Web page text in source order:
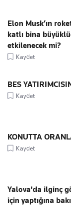
Elon Musk’ın
katlı bina
etkilenecek mi?
Kaydet
BES
Kaydet
KONUTTA
Kaydet
Yalova'da ilginç
için yaptığına